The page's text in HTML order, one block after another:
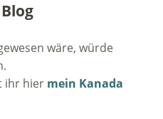
wäre, würde
ihr hier mein Kanada